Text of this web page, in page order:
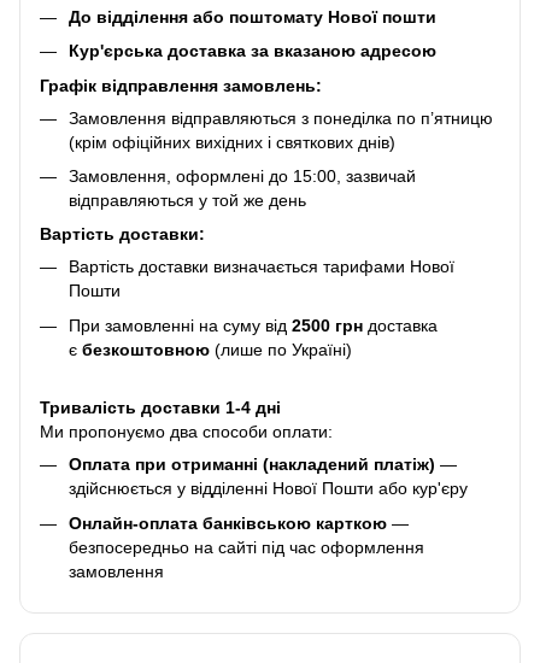
До відділення або поштомату Нової пошти
Кур'єрська доставка за вказаною адресою
Графік відправлення замовлень:
Замовлення відправляються з понеділка по п’ятницю
(крім офіційних вихідних і святкових днів)
Замовлення, оформлені до 15:00, зазвичай
відправляються у той же день
Вартість доставки:
Вартість доставки визначається тарифами Нової
Пошти
При замовленні на суму від 2500 грн доставка
є безкоштовною (лише по Україні)
Тривалість доставки 1-4 дні
Ми пропонуємо два способи оплати:
Оплата при отриманні (накладений платіж) —
здійснюється у відділенні Нової Пошти або кур'єру
Онлайн-оплата банківською карткою —
безпосередньо на сайті під час оформлення
замовлення